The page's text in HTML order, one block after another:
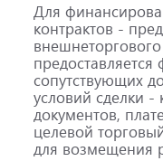
Для
контрактов -
сопутствующих
условий сделки -
документов,
целевой
для возмещения